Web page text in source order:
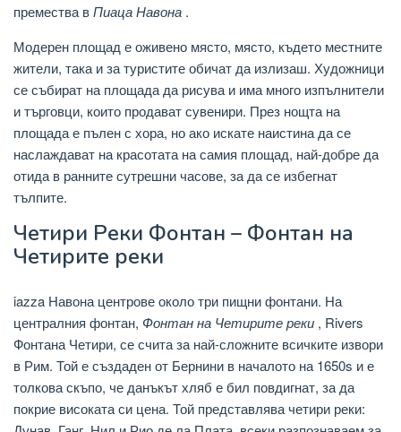
премества вПиаца Навона .
Модерен площад е оживено място, място, където местните
жители, така и за туристите обичат да излизаш. Художници
се събират на площада да рисува и има много изпълнители
и търговци, които продават сувенири. През нощта на
площада е пълен с хора, но ако искате наистина да се
наслаждават на красотата на самия площад, най-добре да
отида в ранните сутрешни часове, за да се избегнат
тълпите.
Четири Реки Фонтан – Фонтан на
Четирите реки
iazza Навона центрове около три пищни фонтани. На
централния фонтан, Фонтан на Четирите реки , Rivers
Фонтана Четири, се счита за най-сложните всичките извори
в Рим. Той е създаден от Бернини в началото на 1650s и е
толкова скъпо, че данъкът хляб е бил повдигнат, за да
покрие високата си цена. Той представлява четири реки: